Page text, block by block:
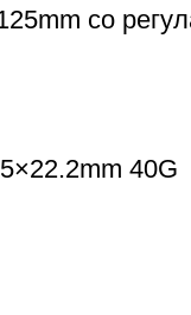
со
40G